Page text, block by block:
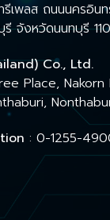
เพลส ถนนนครอิน
รี จังหวัดนนทบุรี
Co., Ltd.
Place,
: 0-1255-